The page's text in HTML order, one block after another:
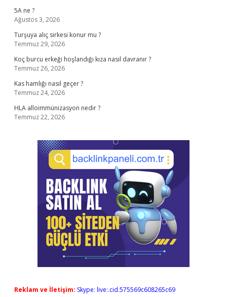
5A ne ?
Ağustos 3, 2026
Turşuya alıç sirkesi konur mu ?
Temmuz 29, 2026
Koç burcu erkeği hoşlandığı kıza nasıl davranır ?
Temmuz 26, 2026
Kas hamlığı nasıl geçer ?
Temmuz 24, 2026
HLA alloimmünizasyon nedir ?
Temmuz 22, 2026
Reklam ve İletişim: Skype: live:.cid.575569c608265c69